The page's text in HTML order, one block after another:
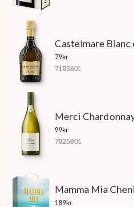
Castelmare Blanc
79kr
7185601
Merci
99kr
7825801
Mamma Mia
189kr